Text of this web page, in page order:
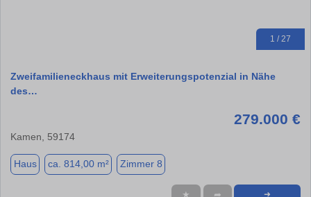
1 / 27
Zweifamilieneckhaus mit Erweiterungspotenzial in Nähe
des…
279.000 €
Kamen, 59174
Haus ca. 814,00 m² Zimmer 8
★ ➦ ➜